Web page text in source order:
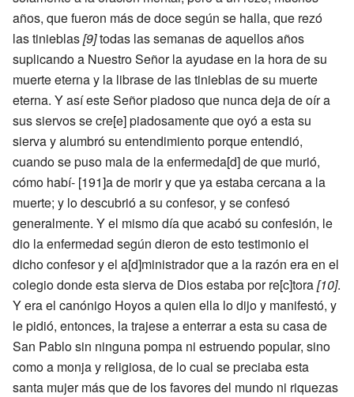
años, que fueron más de doce según se halla, que rezó
las tinieblas[9]todas las semanas de aquellos años
suplicando a Nuestro Señor la ayudase en la hora de su
muerte eterna y la librase de las tinieblas de su muerte
eterna. Y así este Señor piadoso que nunca deja de oír a
sus siervos se cre[e] piadosamente que oyó a esta su
sierva y alumbró su entendimiento porque entendió,
cuando se puso mala de la enfermeda[d] de que murió,
cómo habí- [191]a de morir y que ya estaba cercana a la
muerte; y lo descubrió a su confesor, y se confesó
generalmente. Y el mismo día que acabó su confesión, le
dio la enfermedad según dieron de esto testimonio el
dicho confesor y el a[d]ministrador que a la razón era en el
colegio donde esta sierva de Dios estaba por re[c]tora[10].
Y era el canónigo Hoyos a quien ella lo dijo y manifestó, y
le pidió, entonces, la trajese a enterrar a esta su casa de
San Pablo sin ninguna pompa ni estruendo popular, sino
como a monja y religiosa, de lo cual se preciaba esta
santa mujer más que de los favores del mundo ni riquezas